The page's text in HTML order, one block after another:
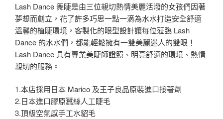
Lash Dance 舞睫是由三位親切熱情美麗活潑的女孩們因著
夢想而創立，花了許多巧思一點一滴為水水打造安全舒適
溫馨的植睫環境，客製化的眼型設計讓每位蒞臨 Lash
Dance 的水水們，都能輕鬆擁有一雙美麗迷人的雙眼！
Lash Dance 具有專業美睫師證照、明亮舒適的環境、熱情
親切的服務。
1.本店採用日本 Marico 及王子良品原裝進口接著劑
2.日本進口膠原蠶絲人工睫毛
3.頂級空氣感手工水貂毛